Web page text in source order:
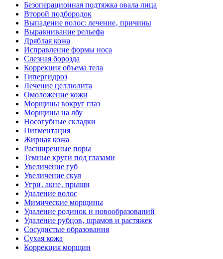
Безоперационная подтяжка овала лица
Второй подбородок
Выпадение волос: лечение‚ причины
Выравнивание рельефа
Дряблая кожа
Исправление формы носа
Слезная борозда
Коррекция объема тела
Гипергидроз
Лечение целлюлита
Омоложение кожи
Морщины вокруг глаз
Морщины на лбу
Носогубные складки
Пигментация
Жирная кожа
Расширенные поры
Темные круги под глазами
Увеличение губ
Увеличение скул
Угри‚ акне‚ прыщи
Удаление волос
Мимические морщины
Удаление родинок и новообразований
Удаление рубцов‚ шрамов и растяжек
Сосудистые образования
Сухая кожа
Коррекция морщин